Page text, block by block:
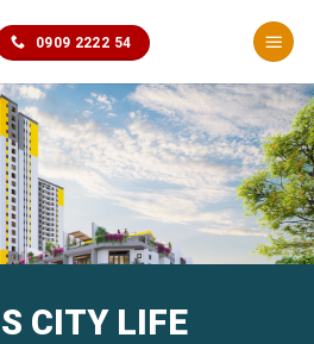
0909 2222 54
CITY LIFE